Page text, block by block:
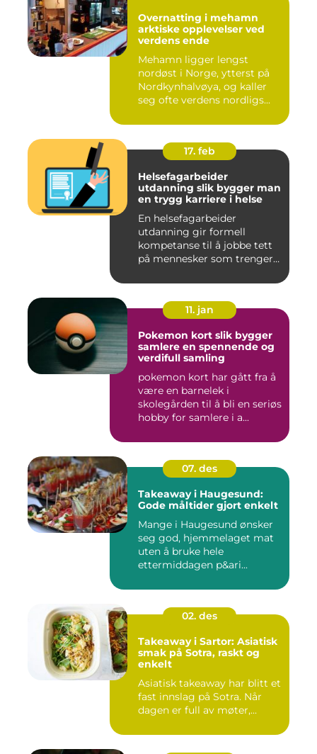
Overnatting i mehamn
arktiske opplevelser ved
verdens ende
Mehamn ligger lengst
nordøst i Norge, ytterst på
Nordkynhalvøya, og kaller
seg ofte verdens nordligs...
17. feb
Helsefagarbeider
utdanning slik bygger man
en trygg karriere i helse
En helsefagarbeider
utdanning gir formell
kompetanse til å jobbe tett
på mennesker som trenger
11. jan
Pokemon kort slik bygger
samlere en spennende og
verdifull samling
pokemon kort har gått fra å
være en barnelek i
skolegården til å bli en seriøs
hobby for samlere i a...
07. des
Takeaway i Haugesund:
Gode måltider gjort enkelt
Mange i Haugesund ønsker
seg god, hjemmelaget mat
uten å bruke hele
ettermiddagen p&ari...
02. des
Takeaway i Sartor: Asiatisk
smak på Sotra, raskt og
enkelt
Asiatisk takeaway har blitt et
fast innslag på Sotra. Når
dagen er full av møter,...